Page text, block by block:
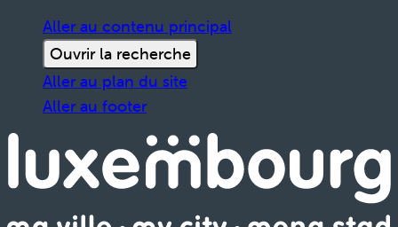
Aller au contenu principal
Ouvrir la recherche
Aller au plan du site
Aller au footer